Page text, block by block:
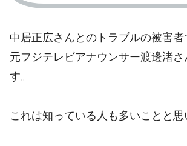
中居正広さんとのトラブルの被害
元フジテレビアナウンサー渡邊渚さ
す。
これは知っている人も多いことと思